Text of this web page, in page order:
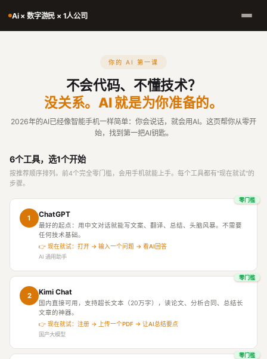
Ai × 数字游民 × 1人公司
你的 AI 第一课
不会代码、不懂技术？
没关系。AI 就是为你准备的。
2026年的AI已经像智能手机一样简单：你会说话，就会用AI。这页帮你从零开
始，找到第一把AI钥匙。
6个工具，选1个开始
按推荐顺序排列。前4个完全零门槛，会用手机就能上手。每个工具都有"现在就试"的
步骤。
1 ChatGPT
最好的起点：用中文对话就能写文案、翻译、总结、头脑风暴。不需要
任何技术基础。
👉 现在就试：打开 → 输入一个问题 → 看AI回答
AI 通用助手
零门槛
2 Kimi Chat
国内直接可用，支持超长文本（20万字），读论文、分析合同、总结长
文章的神器。
👉 现在就试：注册 → 上传一个PDF → 让AI总结要点
国产大模型
零门槛
零门槛